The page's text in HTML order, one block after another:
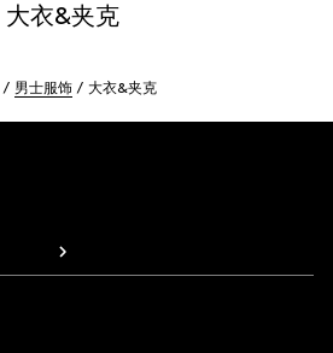
大衣&夹克
男士服饰 大衣&夹克